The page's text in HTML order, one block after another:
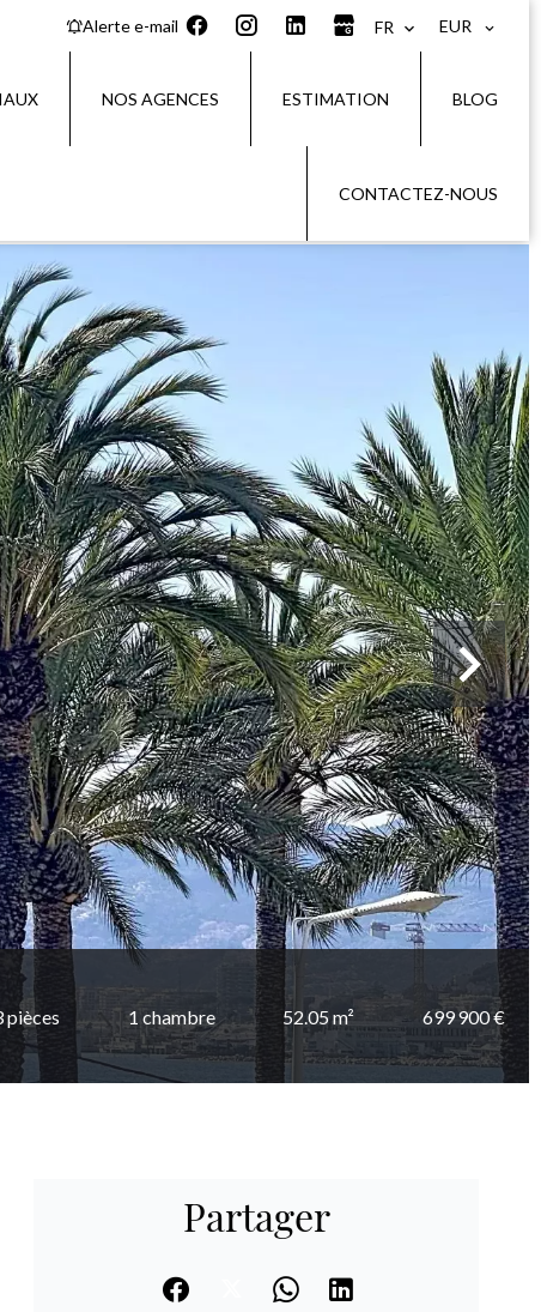
Alerte e-mail FR EUR
NOS AGENCES ESTIMATION BLOG
CONTACTEZ-NOUS
pièces 1 chambre 52.05 m² 699 900 €
Partager